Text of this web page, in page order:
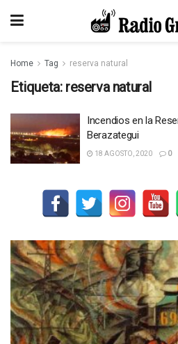
Home Tag reserva natural
Etiqueta: reserva natural
Incendios en la
Berazategui
18 AGOSTO, 2020 0